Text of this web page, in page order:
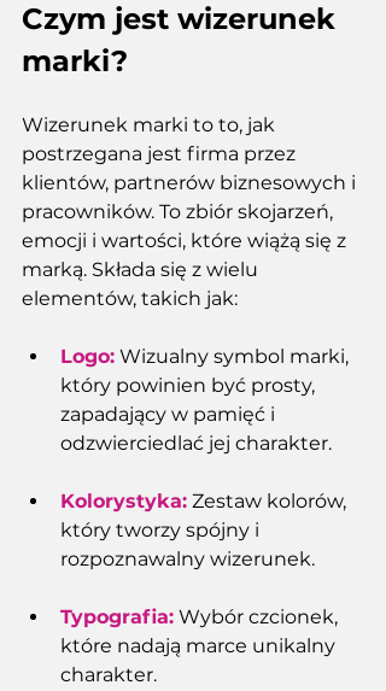
Czym jest wizerunek
marki?
Wizerunek marki to to, jak
postrzegana jest firma przez
klientów, partnerów biznesowych i
pracowników. To zbiór skojarzeń,
emocji i wartości, które wiążą się z
marką. Składa się z wielu
elementów, takich jak:
Logo: Wizualny symbol marki,
który powinien być prosty,
zapadający w pamięć i
odzwierciedlać jej charakter.
Kolorystyka: Zestaw kolorów,
który tworzy spójny i
rozpoznawalny wizerunek.
Typografia: Wybór czcionek,
które nadają marce unikalny
charakter.